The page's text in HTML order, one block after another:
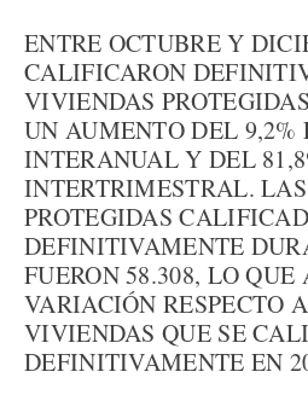
ENTRE OCTUBRE Y
CALIFICARON
VIVIENDAS
UN AUMENTO DEL 9,2%
INTERANUAL Y DEL
INTERTRIMESTRAL.
PROTEGIDAS
DEFINITIVAMENTE
FUERON 58.308, LO QUE
VARIACIÓN RESPECTO
VIVIENDAS QUE SE
DEFINITIVAMENTE EN